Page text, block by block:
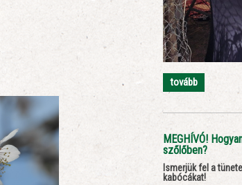
tovább
MEGHÍVÓ!
szőlőben?
Ismerjük fel a
kabócákat!